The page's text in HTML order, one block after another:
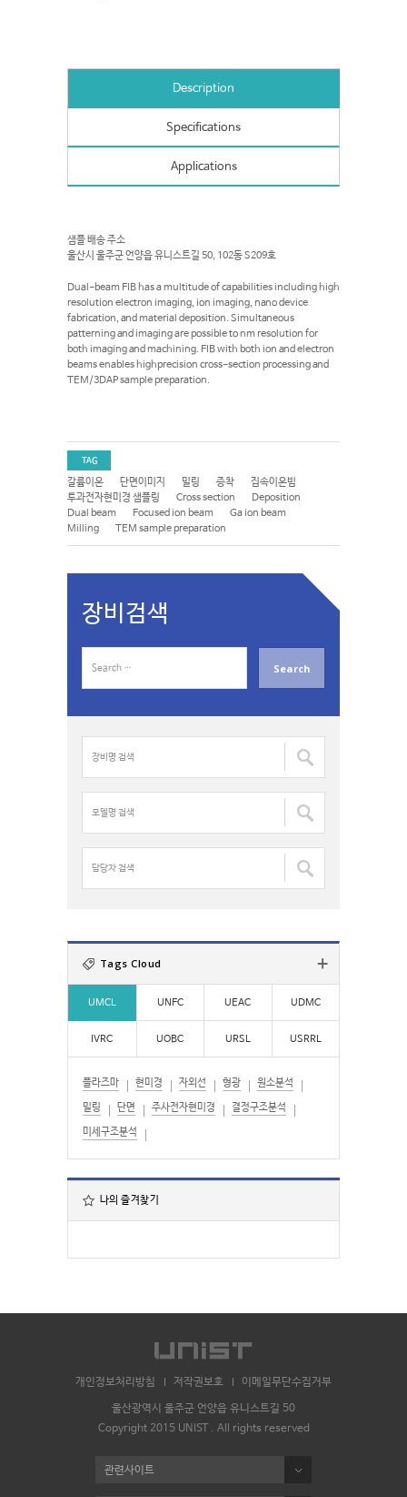
Description
Specifications
Applications
샘플 배송 주소
울산시 울주군 언양읍 유니스트길 50, 102동 S209호
Dual-beam FIB has a multitude of capabilities including high
resolution electron imaging, ion imaging, nano device
fabrication, and material deposition. Simultaneous
patterning and imaging are possible to nm resolution for
both imaging and machining. FIB with both ion and electron
beams enables highprecision cross-section processing and
TEM/3DAP sample preparation.
TAG
갈륨이온 단면이미지 밀링 증착
집속이온빔
투과전자현미경 샘플링
Cross section
Deposition
Dual beam
Focused ion beam
Ga ion beam
Milling
TEM sample preparation
장비검색
a
명
색
:
델
명
:자
:
Tags Cloud
UMCL UNFC UEAC UDMC
IVRC UOBC URSL USRRL
플라즈마 현미경 자외선 형광 원소분석
밀링 단면 주사전자현미경 결정구조분석
미세구조분석
나의 즐겨찾기
개인정보처리방침 저작권보호 이메일무단수집거부
울산광역시 울주군 언양읍 유니스트길 50
Copyright 2015 UNIST . All rights reserved
관련사이트